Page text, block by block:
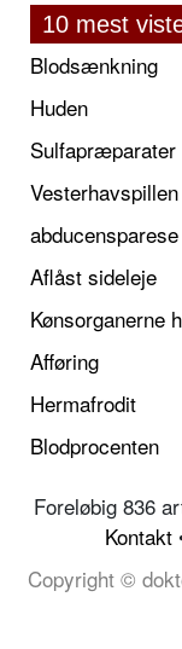
10 mest
Blodsænkning
Huden
Sulfapræparater
Vesterhavspillen
abducensparese
Aflåst sideleje
Kønsorganerne
Afføring
Hermafrodit
Blodprocenten
Foreløbig 836
Kontakt
Copyright ©